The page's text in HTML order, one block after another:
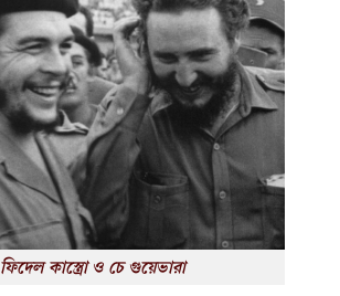
ফিদেল কাস্ত্রো ও চে গুয়েভারা